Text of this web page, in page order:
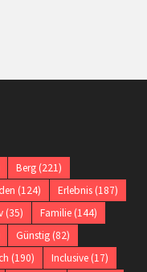
Berg(221)
(124) Erlebnis(187)
(35) Familie(144)
Günstig(82)
(190) Inclusive(17)